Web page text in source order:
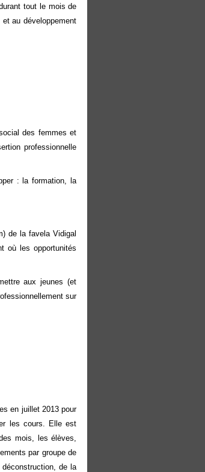
tout le mois de
au développement
des femmes et
professionnelle
: la formation, la
de la favela Vidigal
où les opportunités
aux jeunes (et
sur
en juillet 2013 pour
les cours. Elle est
mois, les élèves,
par groupe de
de la